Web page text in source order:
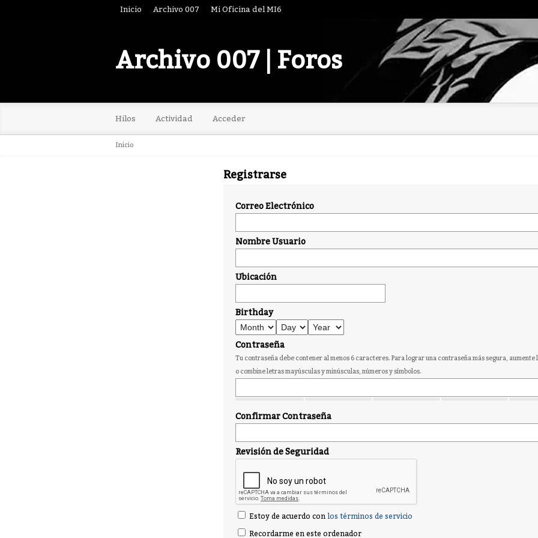
Inicio Archivo 007 Mi Oficina del MI6
Archivo 007 | Foros
Hilos Actividad Acceder
Inicio
Registrarse
Correo Electrónico
Nombre Usuario
Ubicación
Birthday
Contraseña
Tu contraseña debe contener al menos 6 caracteres. Para lograr una contraseña más segura, aumente
o combine letras mayúsculas y minúsculas, números y símbolos.
Confirmar Contraseña
Revisión de Seguridad
Estoy de acuerdo con los términos de servicio
Recordarme en este ordenador